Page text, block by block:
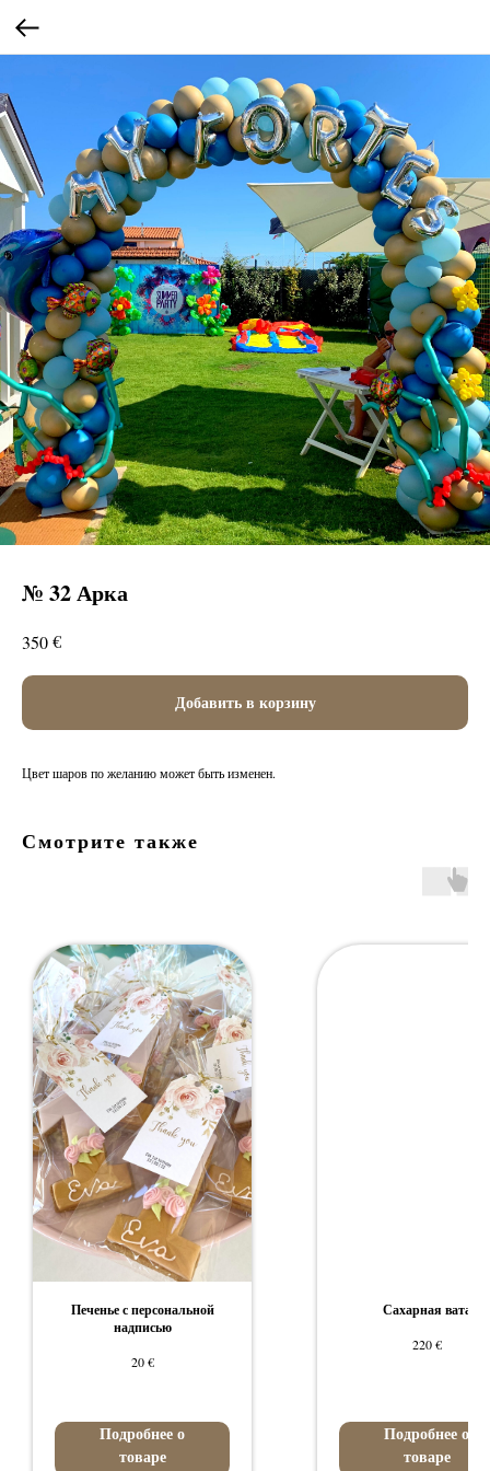
№ 32 Арка
350€
Добавить в корзину
Цвет шаров по желанию может быть изменен.
Смотрите также
Печенье с персональной
надписью
20 €
Подробнее о
товаре
Сахарная вата
220 €
Подробнее о
товаре